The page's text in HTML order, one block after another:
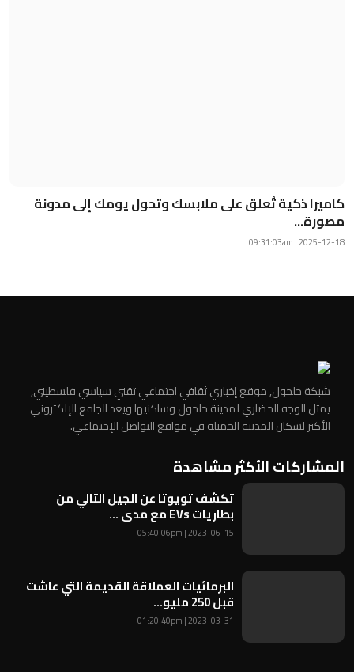
كاميرا ذكية تُعلق على ملابسك وتحول يومك إلى مدونة
مصورة...
2025-12-18 | 09:31:03am
شبكة حلحول, موقع إخباري ثقافي اجتماعي تقني سياسي فلسطيني,
يمثل الوجه الحضاري لمدينة حلحول وساكنيها ويعد الجامع الإلكتروني
الأكبر لسكان المدينة الجميلة في مواقع التواصل الإجتماعي.
المشاركات الأكثر مشاهدة
تكشف تويوتا عن الجيل التالي من
بطاريات EVs مع مدى ...
2023-06-15 | 05:40:06pm
البرمائيات العملاقة القديمة التي عاشت
قبل 250 مليو...
2023-03-31 | 01:20:40pm